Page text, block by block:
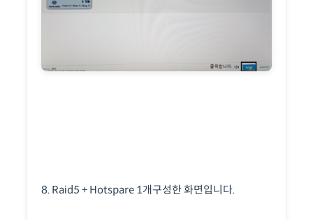
8. Raid5 + Hotspare 1개구성한 화면입니다.